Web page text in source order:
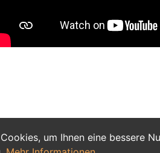
um Ihnen eine bessere